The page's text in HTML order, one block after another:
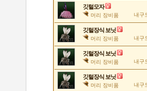
깃털모자
머리 장비품 내구
깃털장식 보닛
머리 장비품 내구
깃털장식 보닛
머리 장비품 내구
깃털장식 보닛
머리 장비품 내구